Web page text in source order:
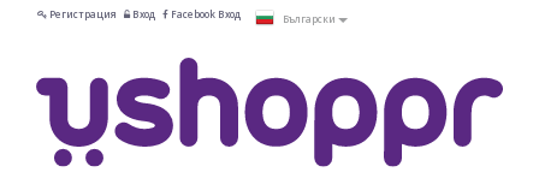
Регистрация Вход Facebook Вход Български